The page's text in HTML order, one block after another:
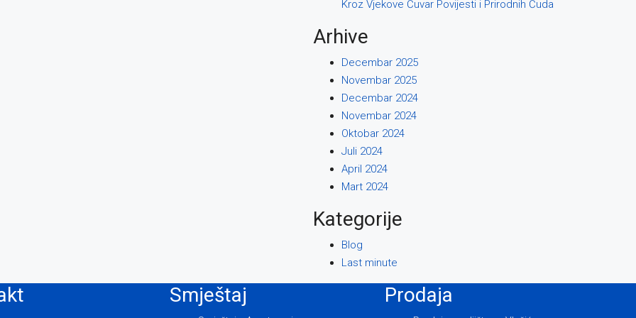
Kroz Vjekove Čuvar Povijesti i Prirodnih Čuda
Arhive
Decembar 2025
Novembar 2025
Decembar 2024
Novembar 2024
Oktobar 2024
Juli 2024
April 2024
Mart 2024
Kategorije
Blog
Last minute
Smještaj Prodaja